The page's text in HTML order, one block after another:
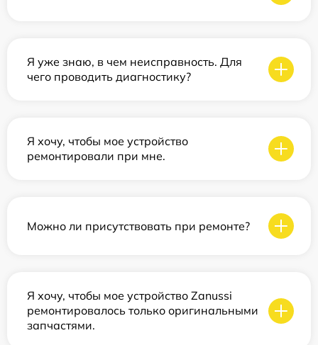
Я уже знаю, в чем неисправность. Для
чего проводить диагностику?
Я хочу, чтобы мое устройство
ремонтировали при мне.
Можно ли присутствовать при ремонте?
Я хочу, чтобы мое устройство Zanussi
ремонтировалось только оригинальными
запчастями.